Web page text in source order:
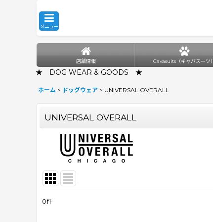
メニュー
店舗情報 Cavasuits（キャバスーツ）
★ DOG WEAR & GOODS ★
ホーム > ドッグウェア > UNIVERSAL OVERALL
UNIVERSAL OVERALL
0件